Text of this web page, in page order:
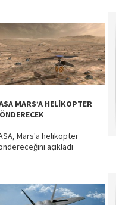
MARS’A HELİKOPTER
Mars'a helikopter
açıkladı